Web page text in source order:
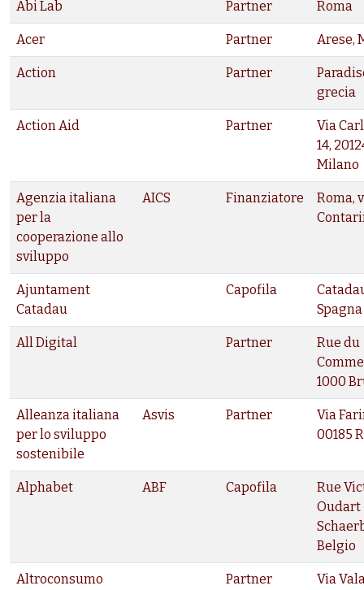
Abi Lab Partner Roma
Acer Partner Arese,
Action Partner
grecia
Action Aid Partner
Via
14,
Milano
Agenzia italiana
per la
cooperazione allo
sviluppo
AICS Finanziatore
Roma,
Ajuntament
Catadau
Capofila
Spagna
All Digital Partner
Rue du
1000
Alleanza italiana
per lo sviluppo
sostenibile
Asvis Partner
Via
00185
Alphabet ABF Capofila
Rue
Oudart
Belgio
Altroconsumo Partner
Via